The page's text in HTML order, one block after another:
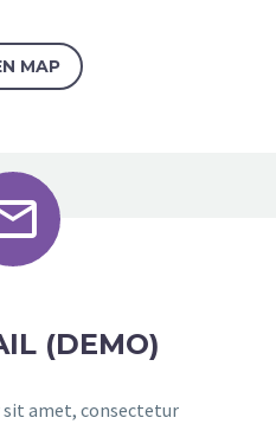
MAP
(DEMO)
amet, consectetur